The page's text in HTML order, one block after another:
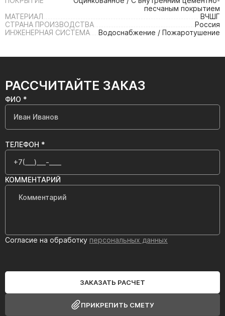
песчаным покрытием
МАТЕРИАЛ
ВЧШГ
СТРАНА ПРОИЗВОДСТВА
Россия
ИНЖЕНЕРНАЯ СИСТЕМА
Водоснабжение / Пожаротушение
РАССЧИТАЙТЕ ЗАКАЗ
ФИО *
ТЕЛЕФОН *
КОММЕНТАРИЙ
Согласие на обработку персональных данных
ЗАКАЗАТЬ РАСЧЕТ
ПРИКРЕПИТЬ СМЕТУ